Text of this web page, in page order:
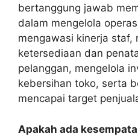
bertanggung jawab
dalam mengelola
mengawasi kinerja staf,
ketersediaan dan
pelanggan, mengelola
kebersihan toko, serta
mencapai target
Apakah ada